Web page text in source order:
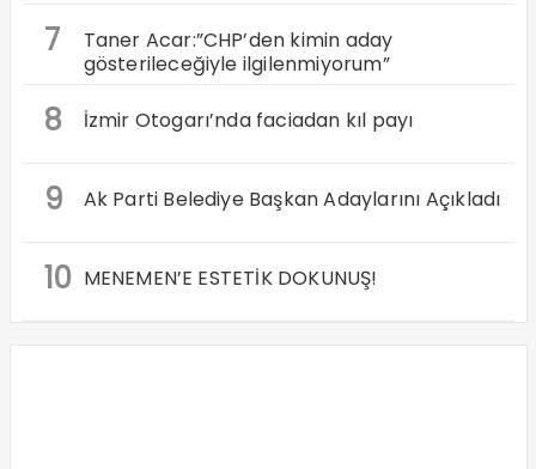
7
Taner Acar:”CHP’den kimin aday
gösterileceğiyle ilgilenmiyorum”
8 İzmir Otogarı’nda faciadan kıl payı
9 Ak Parti Belediye Başkan Adaylarını Açıkladı
10 MENEMEN’E ESTETİK DOKUNUŞ!